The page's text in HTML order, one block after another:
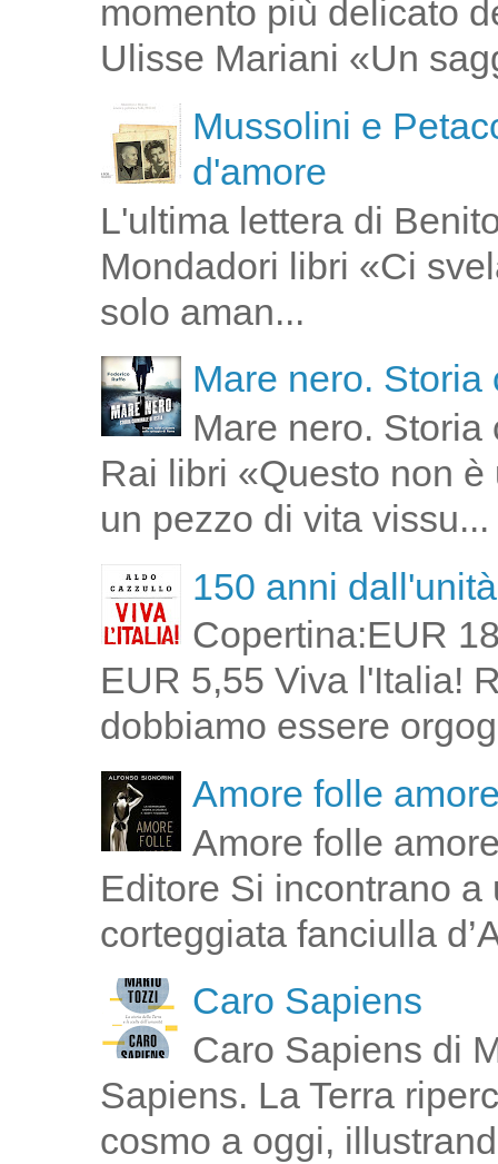
momento più delicato
Ulisse Mariani «Un
Mussolini e
d'amore
L'ultima lettera di
Mondadori libri «Ci
solo aman...
Mare nero.
Mare nero.
Rai libri «Questo non
un pezzo di vita vissu...
150 anni
Copertina:EUR
EUR 5,55 Viva l'Italia!
dobbiamo essere
Amore folle
Amore folle
Editore Si incontrano
corteggiata fanciulla
Caro Sapiens
Caro Sapiens di
Sapiens. La Terra
cosmo a oggi,